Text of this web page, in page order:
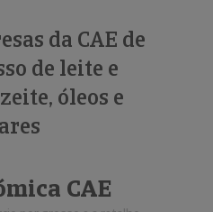
da CAE de
de leite e
óleos e
CAE